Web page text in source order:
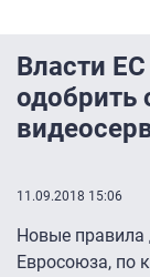
Власти
одобрить
11.09.2018 15:06
Новые правила
Евросоюза, по